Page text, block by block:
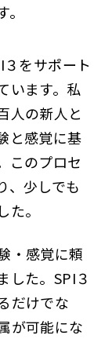
をサポート
います。私
人の新人と
と感覚に基
このプロセ
、少しでも
。
・感覚に頼
した。SPI３
だけでな
が可能にな